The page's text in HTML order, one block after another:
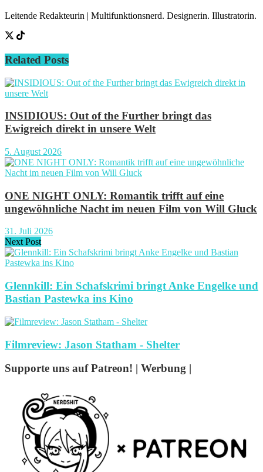
Leitende Redakteurin | Multifunktionsnerd. Designerin. Illustratorin.
Related Posts
INSIDIOUS: Out of the Further bringt das
Ewigreich direkt in unsere Welt
5. August 2026
ONE NIGHT ONLY: Romantik trifft auf eine
ungewöhnliche Nacht im neuen Film von Will Gluck
31. Juli 2026
Next Post
Glennkill: Ein Schafskrimi bringt Anke Engelke und
Bastian Pastewka ins Kino
Filmreview: Jason Statham - Shelter
Supporte uns auf Patreon! | Werbung |